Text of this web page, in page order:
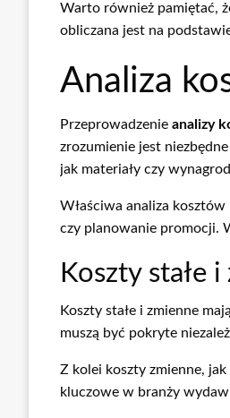
Warto również pamiętać,
obliczana jest na
Analiza
Przeprowadzenie analizy
zrozumienie jest
jak materiały czy
Właściwa analiza kosztów
czy planowanie promocji.
Koszty stałe
Koszty stałe i zmienne
muszą być pokryte
Z kolei koszty zmienne,
kluczowe w branży